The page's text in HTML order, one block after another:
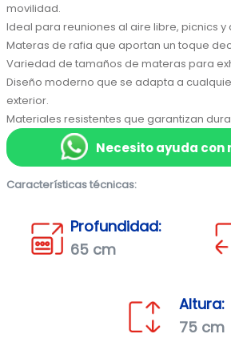
movilidad.
Ideal para reuniones al aire libre, picnics y
Materas de rafia que aportan un toque
Variedad de tamaños de materas para
Diseño moderno que se adapta a
exterior.
Materiales resistentes que garantizan
Necesito ayuda con
Características técnicas:
Profundidad:
65 cm
Altura:
75 cm